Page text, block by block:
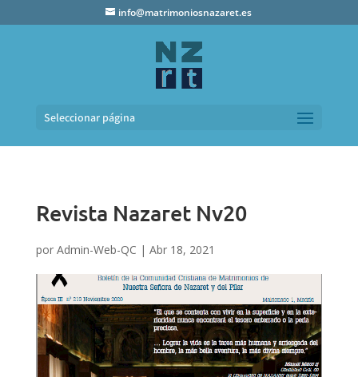
info@matrimoniosnazaret.es
Seleccionar página
Revista Nazaret Nv20
por Admin-Web-QC | Abr 18, 2021